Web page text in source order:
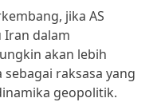
jika AS
dalam
akan lebih
raksasa yang
geopolitik.